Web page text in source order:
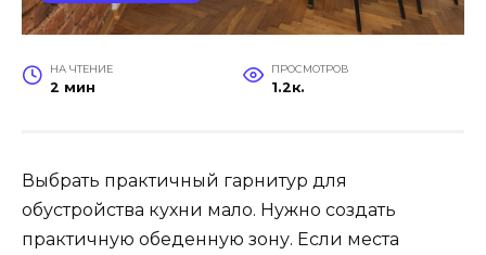
НА ЧТЕНИЕ
2 мин
ПРОСМОТРОВ
1.2к.
Выбрать практичный гарнитур для
обустройства кухни мало. Нужно создать
практичную обеденную зону. Если места